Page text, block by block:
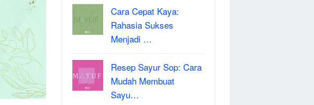
Cara Cepat Kaya:
Rahasia Sukses
Menjadi …
Resep Sayur Sop: Cara
Mudah Membuat
Sayu…